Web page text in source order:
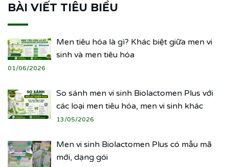
BÀI VIẾT TIÊU BIỂU
Men tiêu hóa là gì? Khác biệt giữa men vi
sinh và men tiêu hóa
01/06/2026
So sánh men vi sinh Biolactomen Plus với
các loại men tiêu hóa, men vi sinh khác
13/05/2026
Men vi sinh Biolactomen Plus có mẫu mã
mới, dạng gói